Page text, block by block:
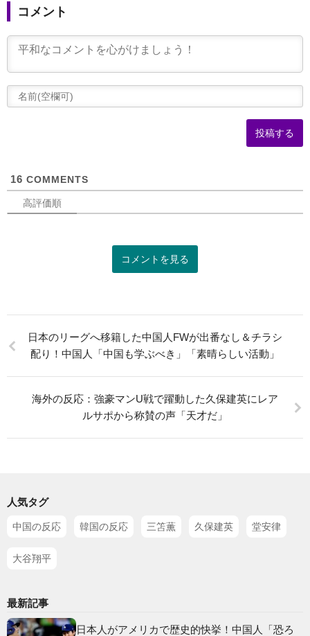
コメント
16 COMMENTS
高評価順
コメントを見る
日本のリーグへ移籍した中国人FWが出番なし＆チラシ
配り！中国人「中国も学ぶべき」「素晴らしい活動」
海外の反応：強豪マンU戦で躍動した久保建英にレア
ルサポから称賛の声「天才だ」
人気タグ
中国の反応 韓国の反応 三笘薫 久保建英 堂安律
大谷翔平
最新記事
日本人がアメリカで歴史的快挙！中国人「恐ろ